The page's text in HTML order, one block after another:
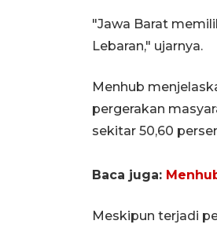
"Jawa Barat
Lebaran," ujarnya.
Menhub
pergerakan
sekitar 50,60
Baca juga:
Meskipun terjadi